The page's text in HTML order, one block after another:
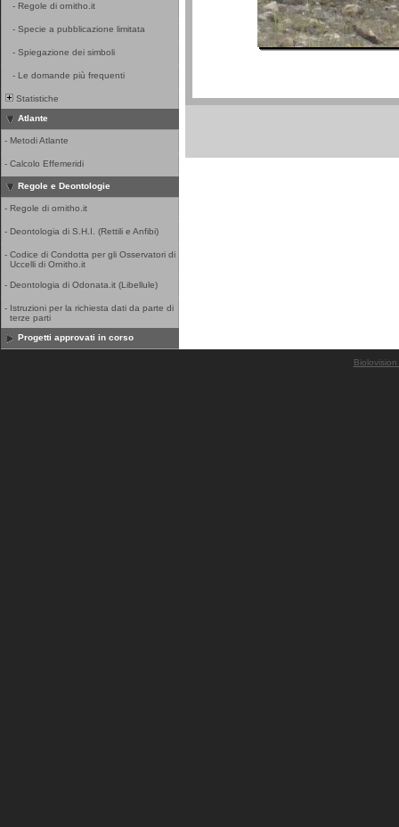
- Regole di ornitho.it
- Specie a pubblicazione limitata
- Spiegazione dei simboli
- Le domande più frequenti
Statistiche
Atlante
- Metodi Atlante
- Calcolo Effemeridi
Regole e Deontologie
- Regole di ornitho.it
- Deontologia di S.H.I. (Rettili e Anfibi)
- Codice di Condotta per gli Osservatori di
Uccelli di Ornitho.it
- Deontologia di Odonata.it (Libellule)
- Istruzioni per la richiesta dati da parte di
terze parti
Progetti approvati in corso
Biolovision